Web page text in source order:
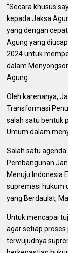
“Secara khusus
kepada Jaksa
yang dengan
Agung yang
2024 untuk
dalam
Agung.
Oleh karenanya,
Transformasi
salah satu bentuk
Umum dalam
Salah satu
Pembangunan
Menuju Indonesia
supremasi hukum
yang Berdaulat,
Untuk mencapai
agar setiap
terwujudnya